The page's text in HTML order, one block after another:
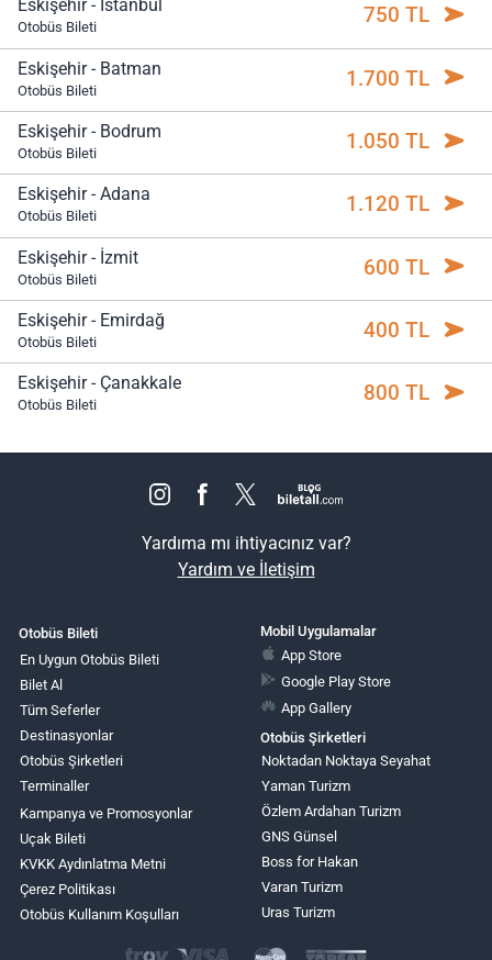
Eskişehir - İstanbul
Otobüs Bileti 750 TL
Eskişehir - Batman
Otobüs Bileti 1.700 TL
Eskişehir - Bodrum
Otobüs Bileti 1.050 TL
Eskişehir - Adana
Otobüs Bileti 1.120 TL
Eskişehir - İzmit
Otobüs Bileti 600 TL
Eskişehir - Emirdağ
Otobüs Bileti 400 TL
Eskişehir - Çanakkale
Otobüs Bileti 800 TL
Yardıma mı ihtiyacınız var?
Yardım ve İletişim
Otobüs Bileti
En Uygun Otobüs Bileti
Bilet Al
Tüm Seferler
Destinasyonlar
Otobüs Şirketleri
Terminaller
Kampanya ve Promosyonlar
Uçak Bileti
KVKK Aydınlatma Metni
Çerez Politikası
Otobüs Kullanım Koşulları
Mobil Uygulamalar
App Store
Google Play Store
App Gallery
Otobüs Şirketleri
Noktadan Noktaya Seyahat
Yaman Turizm
Özlem Ardahan Turizm
GNS Günsel
Boss for Hakan
Varan Turizm
Uras Turizm